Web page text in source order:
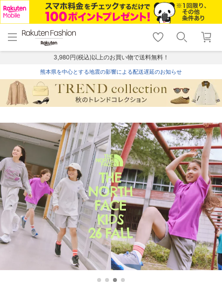
menu home
トップ
shopping_cart lock_outline
ログイン
3,980円(税込)以上のお買い物で送料無料！
熊本県を中心とする地震の影響による配送遅延のお知らせ